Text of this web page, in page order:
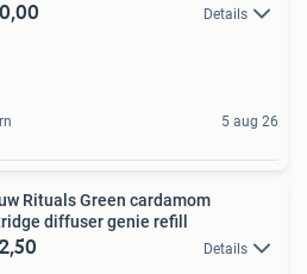
Details
5 aug 26
Rituals Green cardamom
diffuser genie refill
Details